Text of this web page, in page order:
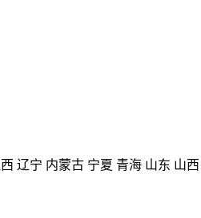
辽宁 内蒙古 宁夏 青海 山东 山西